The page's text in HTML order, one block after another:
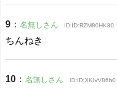
9 ： 名無しさん ID:ID:RZM80HK80
ちんねき
10 ： 名無しさん ID:ID:XKIvV86b0